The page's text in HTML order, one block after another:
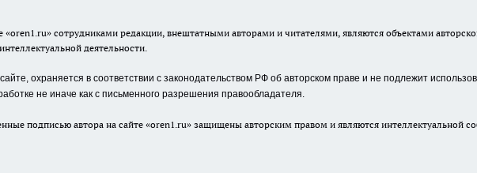
сотрудниками редакции, внештатными авторами и читателями, являются объектами
деятельности.
охраняется в соответствии с законодательством РФ об авторском праве и не подлежит
не иначе как с письменного разрешения правообладателя.
подписью автора на сайте «oren1.ru» защищены авторским правом и являются интеллектуальной